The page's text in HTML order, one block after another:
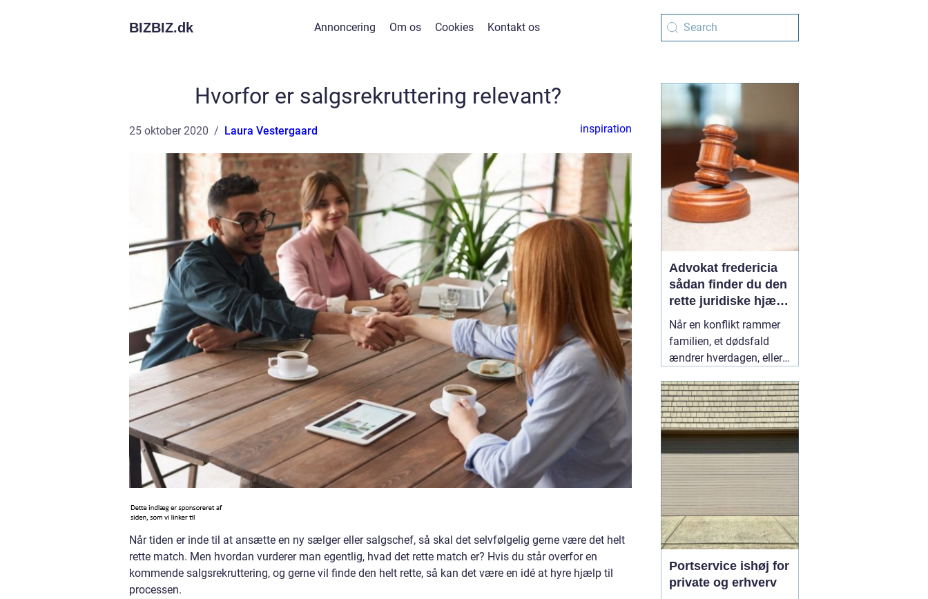
BIZBIZ.dk Annoncering Om os Cookies Kontakt os
Hvorfor er salgsrekruttering relevant?
25 oktober 2020 Laura Vestergaard inspiration
Når tiden er inde til at ansætte en ny sælger eller salgschef, så skal det selvfølgelig gerne være det helt
rette match. Men hvordan vurderer man egentlig, hvad det rette match er? Hvis du står overfor en
kommende salgsrekruttering, og gerne vil finde den helt rette, så kan det være en idé at hyre hjælp til
processen.
Advokat fredericia
sådan finder du den
rette juridiske hjælp
lokalt
Når en konflikt rammer
familien, et dødsfald
ændrer hverdagen, eller
døren, står mange i
Fredericia med det
samme spørgsmål:
Hvem kan hjælpe mig,
så både jura og følelser
bliver håndteret
ordentligt?
2026
Portservice ishøj for
private og erhverv